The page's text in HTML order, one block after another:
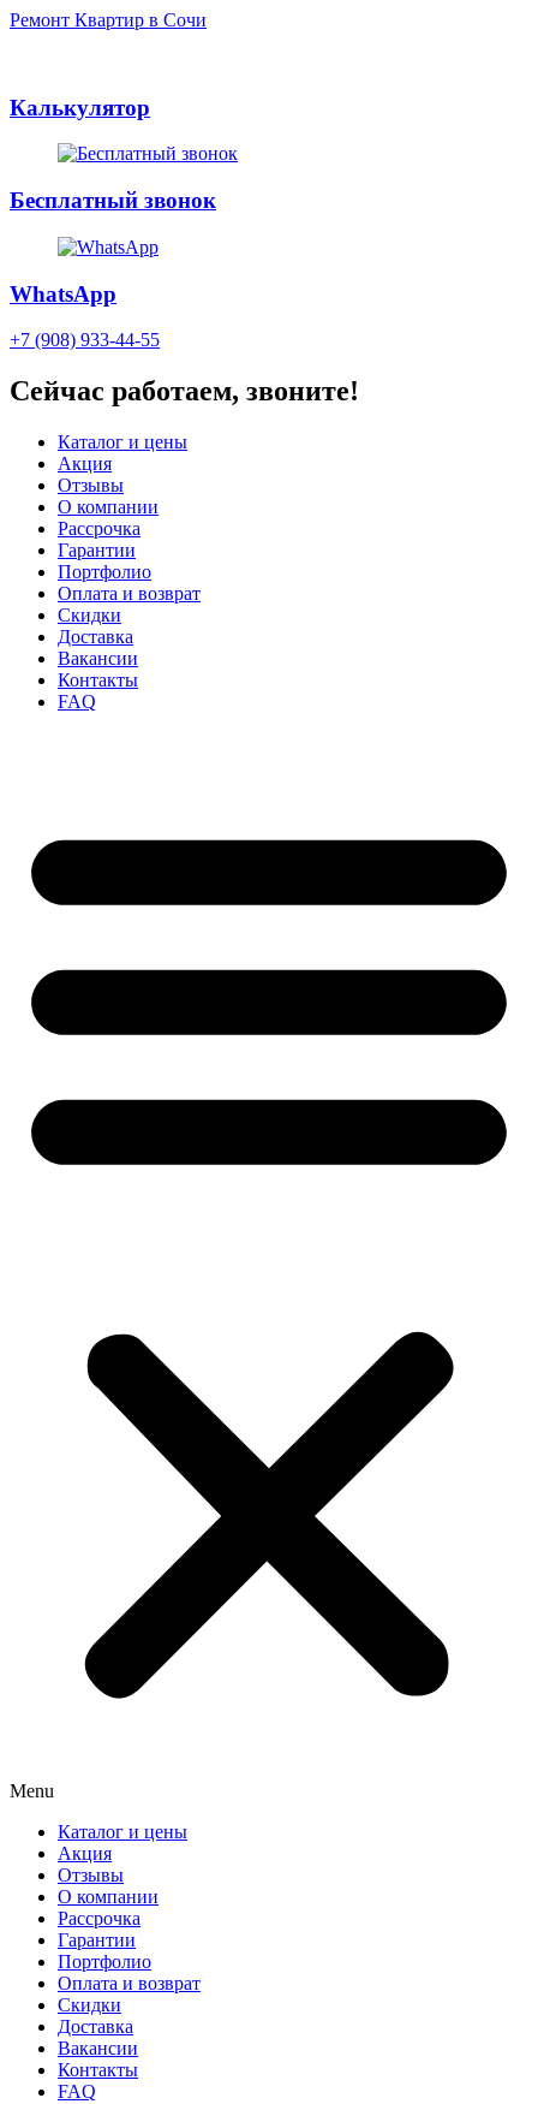
Ремонт Квартир в Сочи
Калькулятор
Бесплатный звонок
WhatsApp
+7 (908) 933-44-55
Сейчас работаем, звоните!
Каталог и цены
Акция
Отзывы
О компании
Рассрочка
Гарантии
Портфолио
Оплата и возврат
Скидки
Доставка
Вакансии
Контакты
FAQ
Menu
Каталог и цены
Акция
Отзывы
О компании
Рассрочка
Гарантии
Портфолио
Оплата и возврат
Скидки
Доставка
Вакансии
Контакты
FAQ